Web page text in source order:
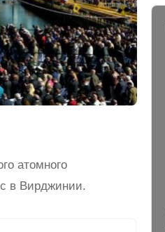
атомного
в Вирджинии.